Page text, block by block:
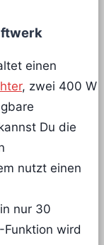
einen
, zwei 400 W
Du die
nutzt einen
nur 30
Funktion wird